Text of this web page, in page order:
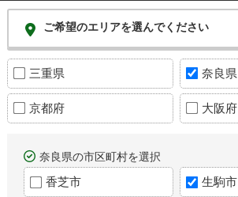
ご希望のエリアを選んでください
三重県 奈良県
京都府 大阪府
奈良県の市区町村を選択
香芝市 生駒市